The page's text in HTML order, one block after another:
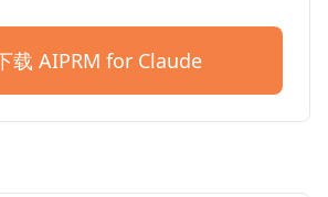
载 AIPRM for Claude